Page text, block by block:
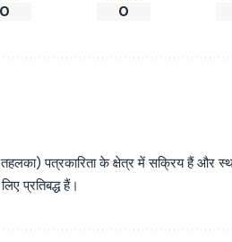
0 0
पत्रकारिता के क्षेत्र में सक्रिय हैं और
प्रतिबद्ध हैं।